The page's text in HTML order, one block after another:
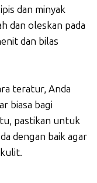
dan minyak
dan oleskan pada
dan bilas
teratur, Anda
biasa bagi
pastikan untuk
dengan baik agar